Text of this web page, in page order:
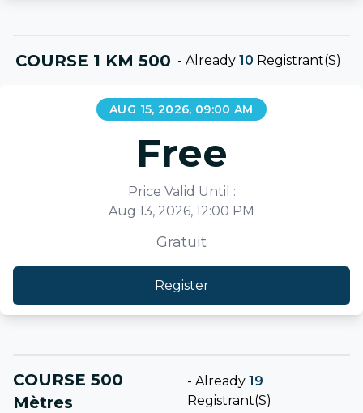
COURSE 1 KM 500 - Already 10 Registrant(s)
AUG 15, 2026, 09:00 AM
Free
Price Valid Until :
Aug 13, 2026, 12:00 PM
Gratuit
Register
COURSE 500
Mètres
- Already 19
Registrant(s)